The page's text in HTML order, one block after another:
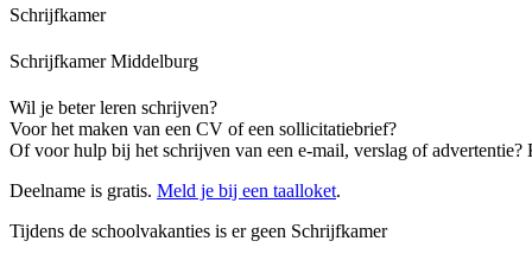
Schrijfkamer
Schrijfkamer Middelburg
Wil je beter leren schrijven?
Voor het maken van een CV of een sollicitatiebrief?
Of voor hulp bij het schrijven van een e-mail, verslag of
Deelname is gratis. Meld je bij een taalloket.
Tijdens de schoolvakanties is er geen Schrijfkamer